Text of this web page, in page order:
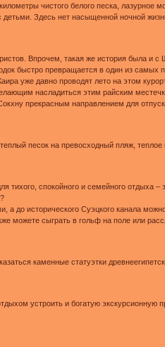
чистого белого песка, лазурное
Здесь нет насыщенной ночной
Впрочем, такая же история была и
быстро превращается в один из самых
уже давно проводят лето на этом
насладиться этим райским
прекрасным направлением для
песок на превосходный пляж,
спокойного и семейного отдыха –
до исторического Суэцкого канала
можете сыграть в гольф на поле или
каменные статуэтки
устроить и богатую экскурсионную